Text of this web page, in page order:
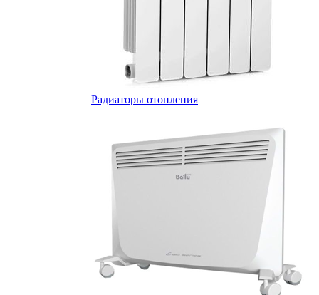
Радиаторы отопления